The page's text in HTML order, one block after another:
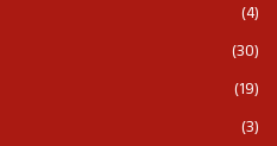
(4)
(30)
(19)
(3)